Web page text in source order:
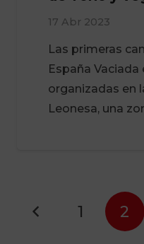
17 Abr 2023
Las primeras
España
organizadas en
Leonesa, una
1 2